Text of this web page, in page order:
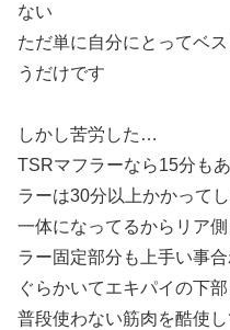
ない
ただ単に自分にとってベ
うだけです
しかし苦労した…
TSRマフラーなら15分も
ラーは30分以上かかって
一体になってるからリア
ラー固定部分も上手い事
ぐらかいてエキパイの下
普段使わない筋肉を酷使